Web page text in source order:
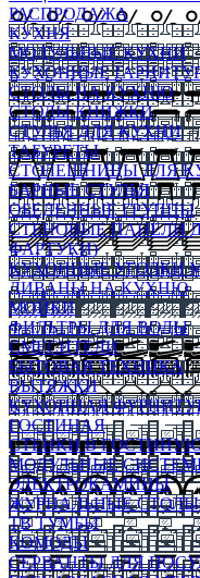
РАСПРОДАЖА
КУХНЯ
МОДУЛЬНЫЕ КУХНИ
КУХОННЫЕ
СТОЛЫ НА КУХНЮ
СТОЛЫ КНИЖКИ
СТУЛЬЯ ДЛЯ КУХНИ
ТАБУРЕТЫ
СТОЛЕШНИЦЫ ДЛЯ
БАРНЫЕ СТУЛЬЯ
ОБЕДЕННЫЕ ГРУППЫ
СТЕНОВЫЕ ПАНЕЛИ
ФАРТУКИ)
КУХОННЫЕ УГОЛКИ
ДИВАНЫ НА КУХНЮ
МОЙКИ
ФИЛЬТРЫ ДЛЯ ВОДЫ
СМЕСИТЕЛИ
БЫТОВАЯ ТЕХНИКА
ВЫТЯЖКИ
КУХОННАЯ
ГОСТИНАЯ
СТЕНКИ В
МОДУЛЬНЫЕ
ЭЛЕКТРОКАМИНЫ
ЖУРНАЛЬНЫЕ СТОЛЫ
ТВ ТУМБЫ
КОМОДЫ
СЕРВАНТЫ ДЛЯ